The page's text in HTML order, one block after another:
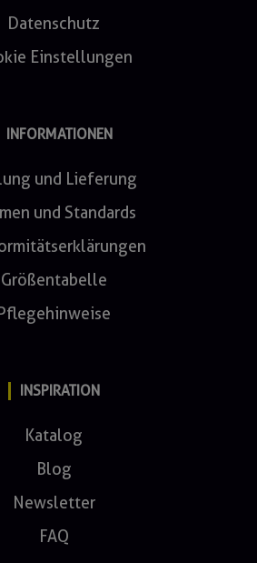
Datenschutz
Einstellungen
INFORMATIONEN
und Lieferung
und Standards
Größentabelle
INSPIRATION
Katalog
Blog
Newsletter
FAQ